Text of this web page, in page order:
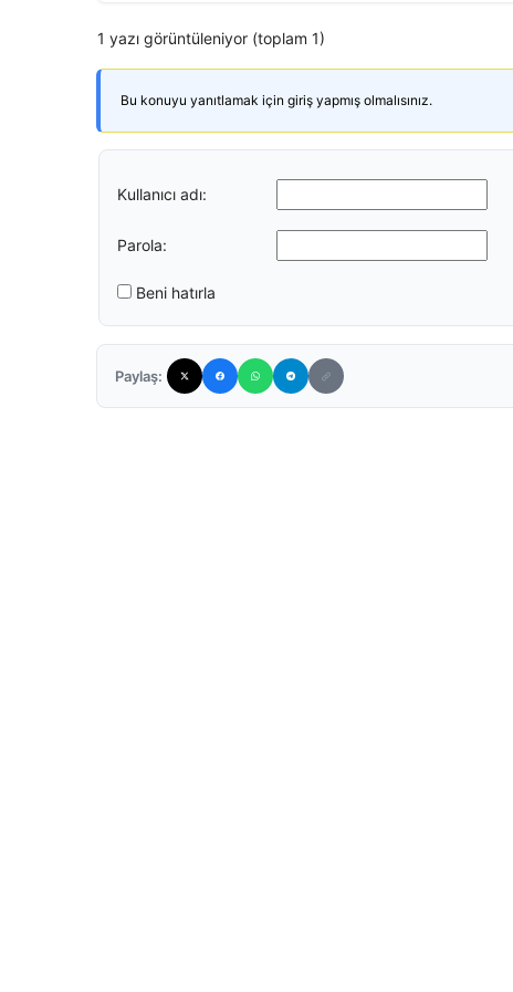
1 yazı görüntüleniyor (toplam 1)
Bu konuyu yanıtlamak için giriş yapmış olmalısınız.
Kullanıcı adı:
Parola:
Beni hatırla
Paylaş: